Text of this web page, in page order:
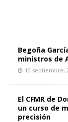
Begoña
ministros de
10 septiembre,
El CFMR de
un curso de
precisión